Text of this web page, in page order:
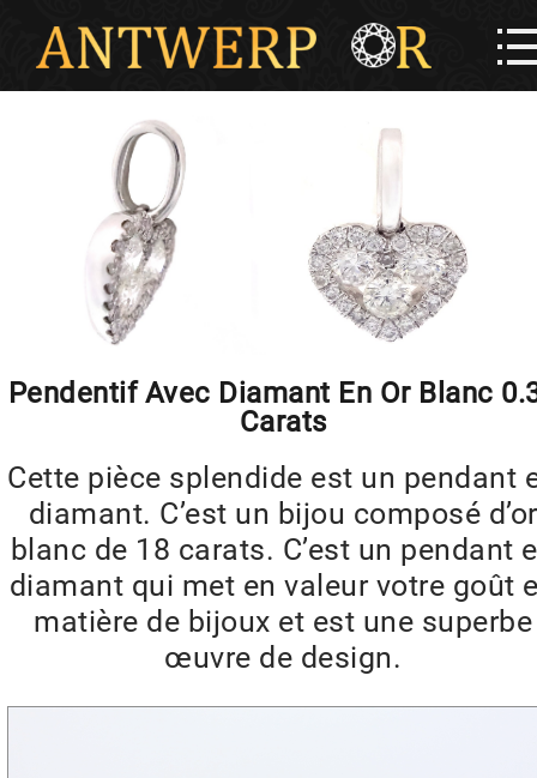
Pendentif Avec Diamant En Or Blanc
Carats
Cette pièce splendide est un pendant
diamant. C’est un bijou composé d’or
blanc de 18 carats. C’est un pendant
diamant qui met en valeur votre goût
matière de bijoux et est une superbe
œuvre de design.